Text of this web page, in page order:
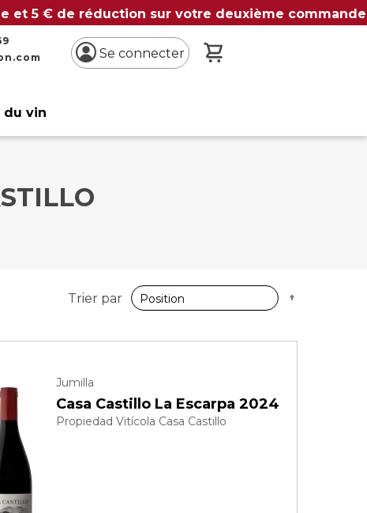
et 5 € de réduction sur votre deuxième commande
Se connecter
du vin
Trier par
Jumilla
Casa Castillo La Escarpa 2024
Propiedad Vitícola Casa Castillo